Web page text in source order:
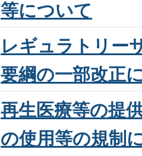
等について
レギュラトリー
要綱の一部改正
再生医療等の提
の使用等の規制